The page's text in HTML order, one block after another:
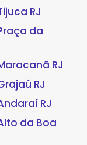
RJ
da
RJ
RJ
RJ
da Boa